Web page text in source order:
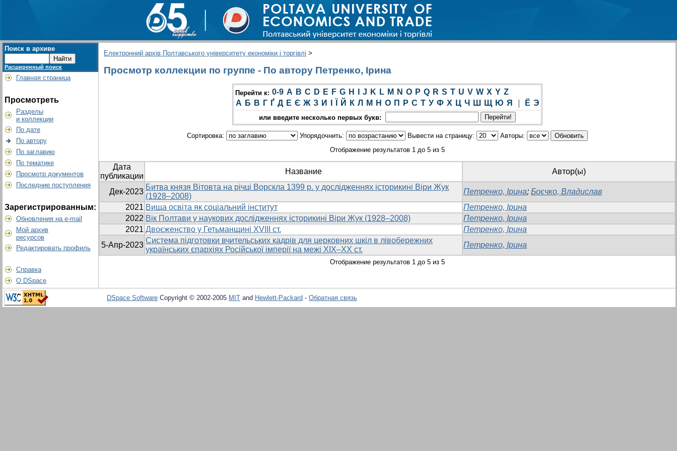
Поиск в архиве
Расширенный поиск
Главная страница
Просмотреть
Разделы
и коллекции
По дате
По автору
По заглавию
По тематике
Просмотр документов
Последние поступления
Зарегистрированным:
Обновления на e-mail
Мой архив
ресурсов
Редактировать профиль
Справка
О DSpace
Електронний архів Полтавського університету економіки і торгівлі >
Просмотр коллекции по группе - По автору Петренко, Ірина
Перейти к: 0-9 A B C D E F G H J K L M N O P Q R S T U V W X Y Z
А Б В Г Ґ Д Е Є Ж З И Й К Л М Н О П Р С Т У Ф Х Ц Ч Ш Щ Ю Я Ё Э
или введите несколько первых букв:
Сортировка: Упорядочнить: Вывести на страницу:
Авторы:
Отображение результатов 1 до 5 из 5
Дата
публикации
Название Автор(ы)
Дек-2023
Битва князя Вітовта на річці Ворскла 1399 р. у дослідженнях історикині Віри Жук
(1928–2008)
Петренко, Ірина; Боєчко, Владислав
2021 Вища освіта як соціальний інститут
Петренко, Ірина
2022 Вік Полтави у наукових дослідженнях історикині Віри Жук (1928–2008)
Петренко, Ірина
2021 Двоєженство у Гетьманщині XVIII ст.
Петренко, Ірина
5-Апр-2023
Система підготовки вчительських кадрів для церковних шкіл в лівобережних
українських єпархіях Російської імперії на межі ХІХ–ХХ ст.
Петренко, Ірина
Отображение результатов 1 до 5 из 5
DSpace Software Copyright © 2002-2005 MIT and Hewlett-Packard - Обратная связь